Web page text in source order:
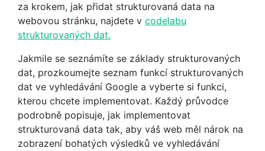
za krokem, jak přidat strukturovaná data na
webovou stránku, najdete v codelabu
strukturovaných dat.
Jakmile se seznámíte se základy strukturovaných
dat, prozkoumejte seznam funkcí strukturovaných
dat ve vyhledávání Google a vyberte si funkci,
kterou chcete implementovat. Každý průvodce
podrobně popisuje, jak implementovat
strukturovaná data tak, aby váš web měl nárok na
zobrazení bohatých výsledků ve vyhledávání